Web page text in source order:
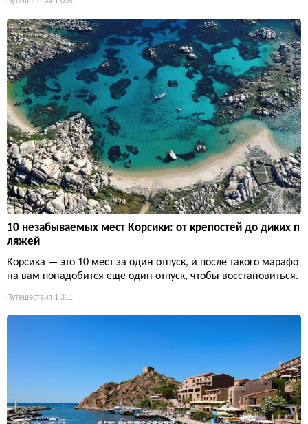
10 незабываемых мест Корсики: от крепостей до диких п
ляжей
Корсика — это 10 мест за один отпуск, и после такого марафо
на вам понадобится еще один отпуск, чтобы восстановиться.
Путешествия 1 311